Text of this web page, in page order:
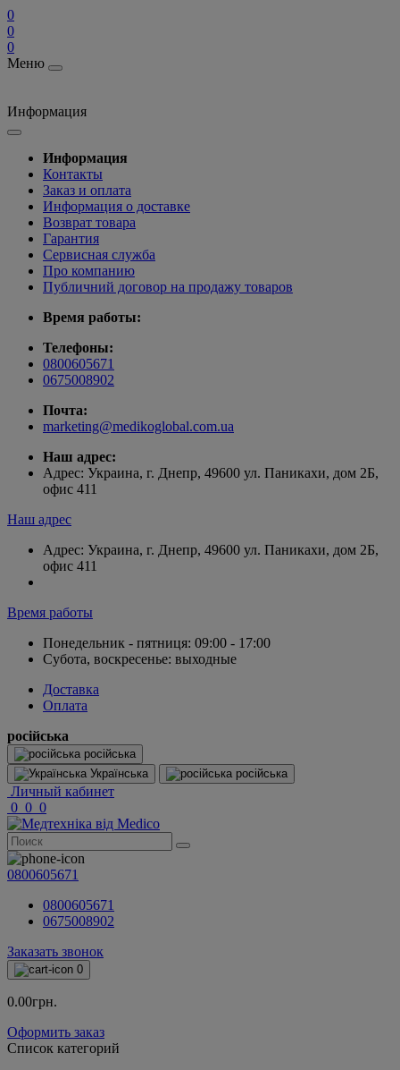
0
0
0
Меню
Информация
Информация
Контакты
Заказ и оплата
Информация о доставке
Возврат товара
Гарантия
Сервисная служба
Про компанию
Публичний договор на продажу товаров
Время работы:
Телефоны:
0800605671
0675008902
Почта:
marketing@medikoglobal.com.ua
Наш адрес:
Адрес: Украина, г. Днепр, 49600 ул. Паникахи, дом 2Б,
офис 411
Наш адрес
Адрес: Украина, г. Днепр, 49600 ул. Паникахи, дом 2Б,
офис 411
Время работы
Понедельник - пятниця: 09:00 - 17:00
Субота, воскресенье: выходные
Доставка
Оплата
російська
російська
Українська
російська
Личный кабинет
0 0 0
0800605671
0800605671
0675008902
Заказать звонок
0
0.00грн.
Оформить заказ
Список категорий